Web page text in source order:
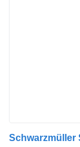
Schwarzmüller